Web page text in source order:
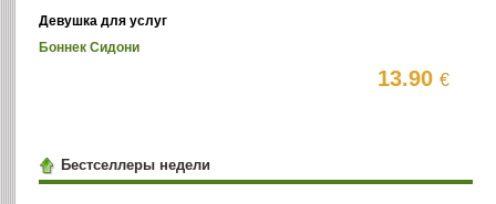
Девушка для услуг
Боннек Сидони
13.90€
Бестселлеры недели